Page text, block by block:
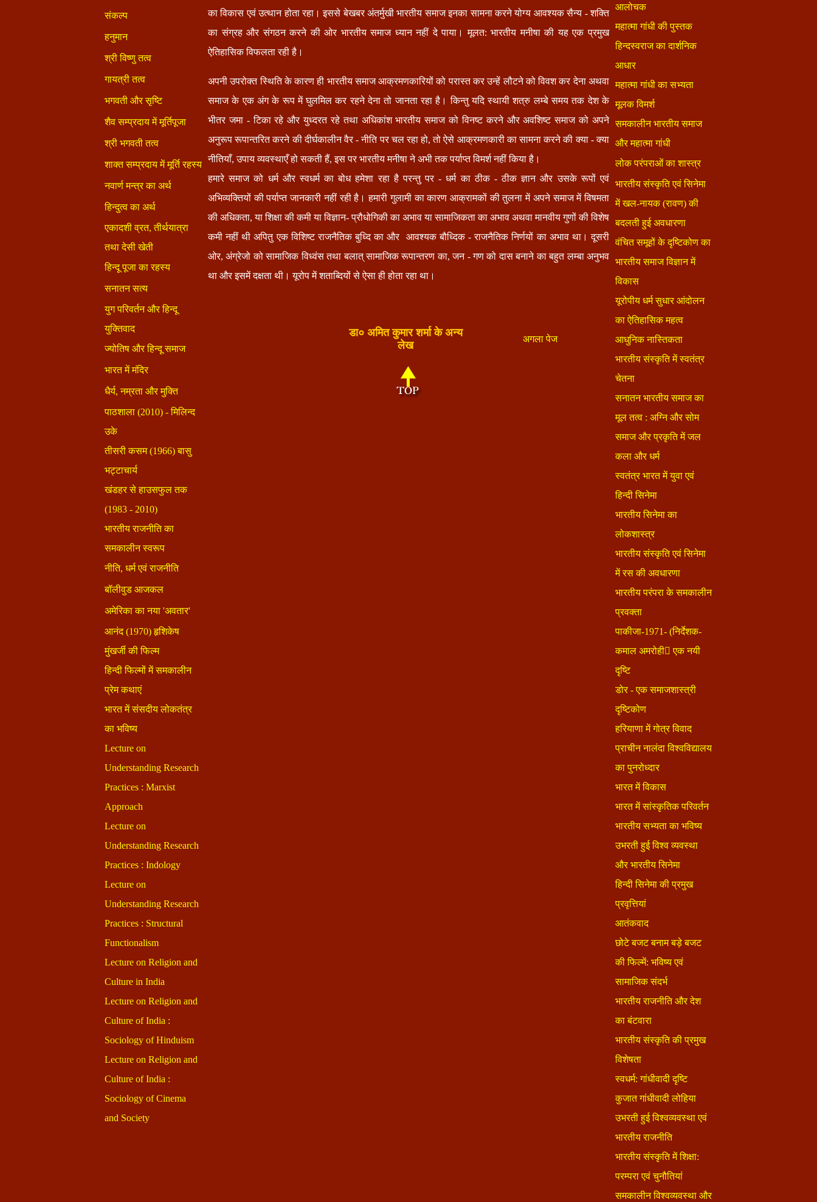
का विकास एवं उत्थान होता रहा। इससे बेखबर अंतर्मुखी भारतीय समाज इनका सामना करने योग्य आवश्यक सैन्य - शक्ति
का संग्रह और संगठन करने की ओर भारतीय समाज ध्यान नहीं दे पाया। मूलत: भारतीय मनीषा की यह एक प्रमुख
ऐतिहासिक विफलता रही है।
अपनी उपरोक्त स्थिति के कारण ही भारतीय समाज आक्रमणकारियों को परास्त कर उन्हें लौटने को विवश कर देना अथवा
समाज के एक अंग के रूप में घुलमिल कर रहने देना तो जानता रहा है। किन्तु यदि स्थायी शत्रु लम्बे समय तक देश के
भीतर जमा - टिका रहे और युध्दरत रहे तथा अधिकांश भारतीय समाज को विनष्ट करने और अवशिष्ट समाज को अपने
अनुरूप रूपान्तरित करने की दीर्घकालीन वैर - नीति पर चल रहा हो, तो ऐसे आक्रमणकारी का सामना करने की क्या - क्या
नीतियाँ, उपाय व्यवस्थाएँ हो सकती हैं, इस पर भारतीय मनीषा ने अभी तक पर्याप्त विमर्श नहीं किया है।
हमारे समाज को धर्म और स्वधर्म का बोध हमेशा रहा है परन्तु पर - धर्म का ठीक - ठीक ज्ञान और उसके रूपों एवं
अभिव्यक्तियों की पर्याप्त जानकारी नहीं रही है। हमारी गुलामी का कारण आक्रामकों की तुलना में अपने समाज में विषमता
की अधिकता, या शिक्षा की कमी या विज्ञान- प्रौधोगिकी का अभाव या सामाजिकता का अभाव अथवा मानवीय गुणों की विशेष
कमी नहीं थी अपितु एक विशिष्ट राजनैतिक बुध्दि का और आवश्यक बौध्दिक - राजनैतिक निर्णयों का अभाव था। दूसरी
ओर, अंग्रेजो को सामाजिक विध्वंस तथा बलात् सामाजिक रूपान्तरण का, जन - गण को दास बनाने का बहुत लम्बा अनुभव
था और इसमें दक्षता थी। यूरोप में शताब्दियों से ऐसा ही होता रहा था।
डा० अमित कुमार शर्मा के अन्य
लेख
अगला पेज